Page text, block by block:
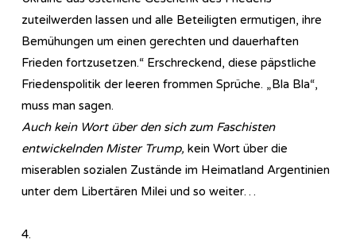
zuteilwerden lassen und alle Beteiligten ermutigen, ihre
Bemühungen um einen gerechten und dauerhaften
Frieden fortzusetzen.“ Erschreckend, diese päpstliche
Friedenspolitik der leeren frommen Sprüche. „Bla Bla“,
muss man sagen.
Auch kein Wort über den sich zum Faschisten
entwickelnden Mister Trump, kein Wort über die
miserablen sozialen Zustände im Heimatland Argentinien
unter dem Libertären Milei und so weiter…
4.